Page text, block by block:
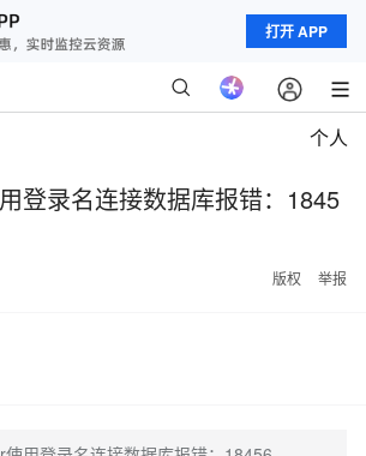
打开 APP
个人
登录名连接数据库报错：1845
版权 举报